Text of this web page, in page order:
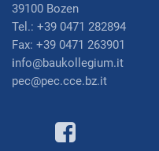
39100 Bozen
Tel.: +39 0471 282894
Fax: +39 0471 263901
info@baukollegium.it
pec@pec.cce.bz.it